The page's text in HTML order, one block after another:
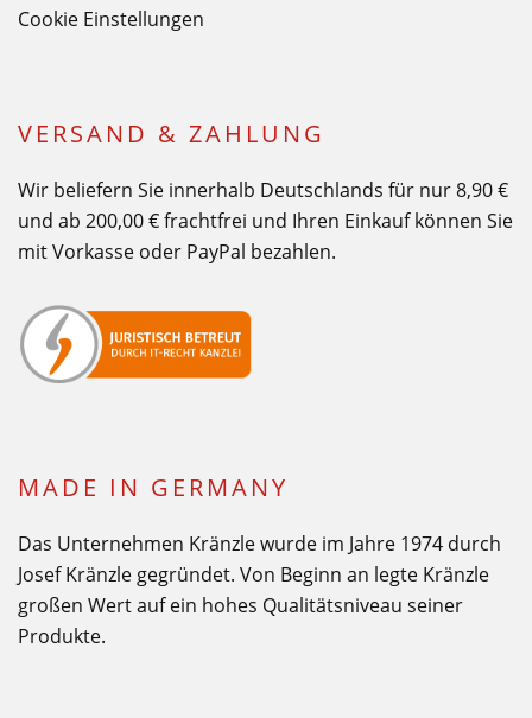
Cookie Einstellungen
VERSAND & ZAHLUNG
Wir beliefern Sie innerhalb Deutschlands für nur 8,90 €
und ab 200,00 € frachtfrei und Ihren Einkauf können Sie
mit Vorkasse oder PayPal bezahlen.
MADE IN GERMANY
Das Unternehmen Kränzle wurde im Jahre 1974 durch
Josef Kränzle gegründet. Von Beginn an legte Kränzle
großen Wert auf ein hohes Qualitätsniveau seiner
Produkte.